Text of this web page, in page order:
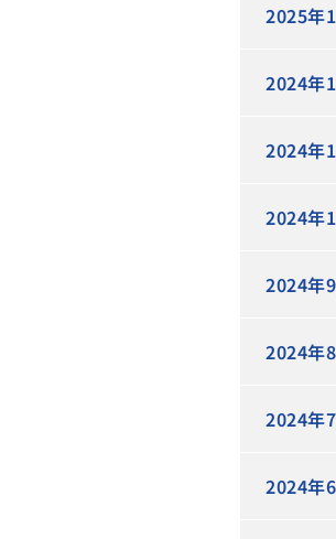
2025年
2024年
2024年
2024年
2024年
2024年
2024年
2024年